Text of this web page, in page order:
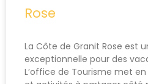
Rose
La Côte de Granit Rose est
exceptionnelle pour des
L’office de Tourisme met